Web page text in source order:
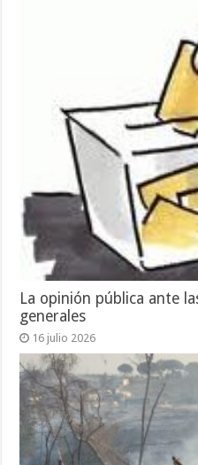
La opinión pública ante
generales
16 julio 2026